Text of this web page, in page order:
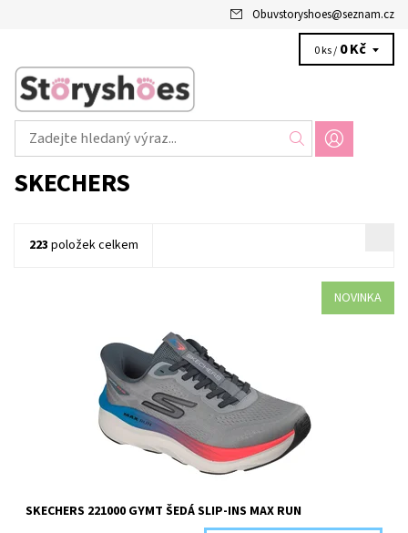
Obuvstoryshoes@seznam.cz
0 ks / 0 Kč
SKECHERS
223 položek celkem
NOVINKA
Skladem 1 ks
5946/41
SKECHERS 221000 GYMT ŠEDÁ SLIP-INS MAX RUN